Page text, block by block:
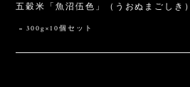
五穀米「魚沼伍色」（うおぬまごしき）
300g×10個セット